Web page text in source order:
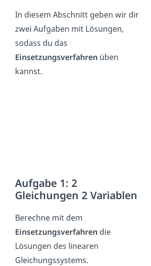
In diesem Abschnitt geben wir dir
zwei Aufgaben mit Lösungen,
sodass du das
Einsetzungsverfahren üben
kannst.
Aufgabe 1: 2
Gleichungen 2 Variablen
Berechne mit dem
Einsetzungsverfahren die
Lösungen des linearen
Gleichungssystems.